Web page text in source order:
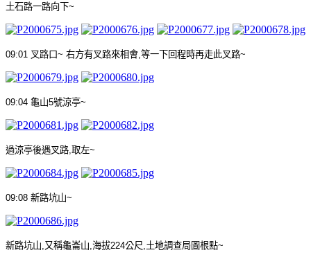
土石路一路向下~
09:01 叉路口~ 右方有叉路來相會 等一下回程時再走此叉路~
09:04 龜山5號涼亭~
過涼亭後遇叉路 取左~
09:08 新路坑山~
新路坑山 又稱龜崙山 海拔224公尺 土地調查局圖根點~